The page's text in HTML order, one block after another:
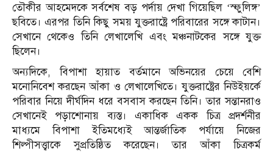
তৌকীর আহমেদকে সর্বশেষ বড় পর্দায় দেখা গিয়েছিল ‘স্ফুলিঙ্গ’
ছবিতে। এরপর তিনি কিছু সময় যুক্তরাষ্ট্রে পরিবারের সঙ্গে কাটান।
সেখানে থেকেও তিনি লেখালেখি এবং মঞ্চনাটকের সঙ্গে যুক্ত
ছিলেন।
অন্যদিকে, বিপাশা হায়াত বর্তমানে অভিনয়ের চেয়ে বেশি
মনোনিবেশ করছেন আঁকা ও লেখালেখিতে। যুক্তরাষ্ট্রের নিউইয়র্কে
পরিবার নিয়ে দীর্ঘদিন ধরে বসবাস করছেন তিনি। তার সন্তানরাও
সেখানেই পড়াশোনায় ব্যস্ত। একাধিক একক চিত্র প্রদর্শনীর
মাধ্যমে বিপাশা ইতিমধ্যেই আন্তর্জাতিক পর্যায়ে নিজের
শিল্পীসত্ত্বাকে সুপ্রতিষ্ঠিত করেছেন। তার আঁকা চিত্রকর্ম